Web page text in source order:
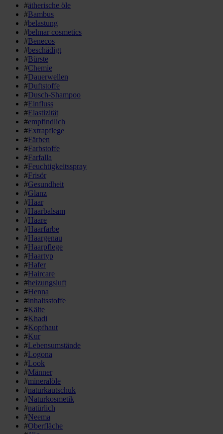
#ätherische öle
#Bambus
#belastung
#belmar cosmetics
#Benecos
#beschädigt
#Bürste
#Chemie
#Dauerwellen
#Duftstoffe
#Dusch-Shampoo
#Einfluss
#Elastizität
#empfindlich
#Extrapflege
#Färben
#Farbstoffe
#Farfalla
#Feuchtigkeitsspray
#Frisör
#Gesundheit
#Glanz
#Haar
#Haarbalsam
#Haare
#Haarfarbe
#Haargenau
#Haarpflege
#Haartyp
#Hafer
#Haircare
#heizungsluft
#Henna
#inhaltsstoffe
#Kälte
#Khadi
#Kopfhaut
#Kur
#Lebensumstände
#Logona
#Look
#Männer
#mineralöle
#naturkautschuk
#Naturkosmetik
#natürlich
#Neema
#Oberfläche